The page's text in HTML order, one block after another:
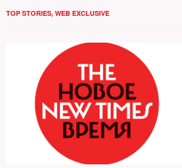
TOP STORIES, WEB EXCLUSIVE